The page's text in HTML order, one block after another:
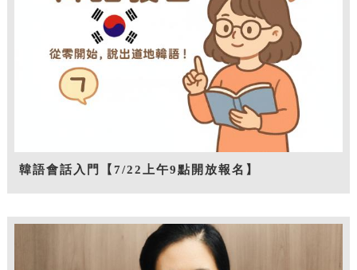
韓語會話入門【7/22上午9點開放報名】